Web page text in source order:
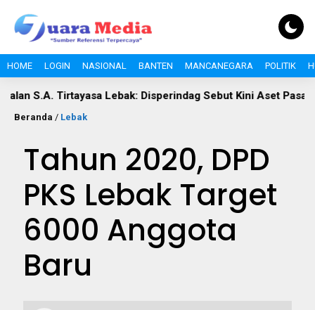
HOME LOGIN NASIONAL BANTEN MANCANEGARA POLITIK
Lebak: Disperindag Sebut Kini Aset Pasar, Keluhan
Beranda / Lebak
Tahun 2020, DPD
PKS Lebak Target
6000 Anggota
Baru